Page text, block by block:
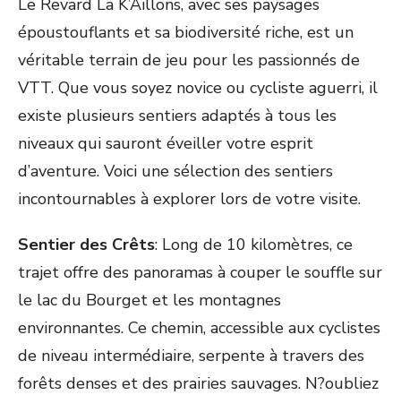
Le Revard La K’Aillons, avec ses paysages
époustouflants et sa biodiversité riche, est un
véritable terrain de jeu pour les passionnés de
VTT. Que vous soyez novice ou cycliste aguerri, il
existe plusieurs sentiers adaptés à tous les
niveaux qui sauront éveiller votre esprit
d’aventure. Voici une sélection des sentiers
incontournables à explorer lors de votre visite.
Sentier des Crêts: Long de 10 kilomètres, ce
trajet offre des panoramas à couper le souffle sur
le lac du Bourget et les montagnes
environnantes. Ce chemin, accessible aux cyclistes
de niveau intermédiaire, serpente à travers des
forêts denses et des prairies sauvages. N?oubliez